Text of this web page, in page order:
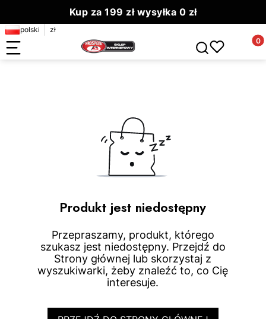
Kup za 199 zł wysyłka 0 zł
polski zł
Otwórz
Produkt jest niedostępny
Przepraszamy, produkt, którego
szukasz jest niedostępny. Przejdź do
Strony głównej lub skorzystaj z
wyszukiwarki, żeby znaleźć to, co Cię
interesuje.